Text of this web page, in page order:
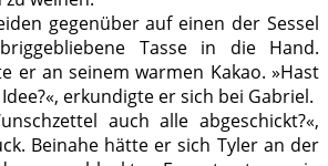
gegenüber auf einen der Sessel
Tasse in die Hand.
er an seinem warmen Kakao. »Hast
erkundigte er sich bei Gabriel.
auch alle abgeschickt?«,
Beinahe hätte er sich Tyler an der